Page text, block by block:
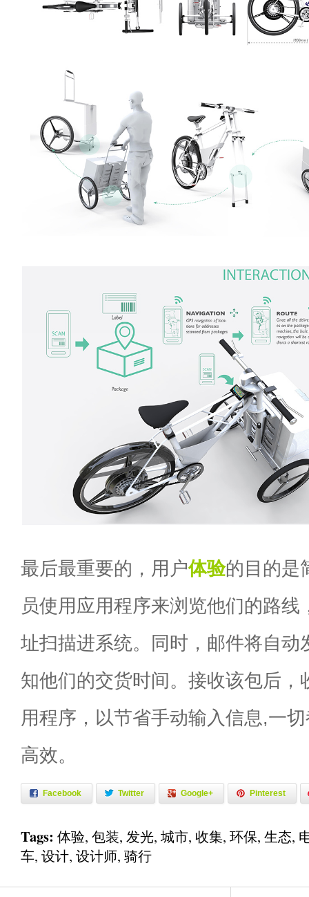
最后最重要的，用户体验的目的是
员使用应用程序来浏览他们的路线
址扫描进系统。同时，邮件将自动
知他们的交货时间。接收该包后，
用程序，以节省手动输入信息,一
高效。
Facebook Twitter Google+ Pinterest
Tags: 体验, 包装, 发光, 城市, 收集, 环保, 生态,
车, 设计, 设计师, 骑行